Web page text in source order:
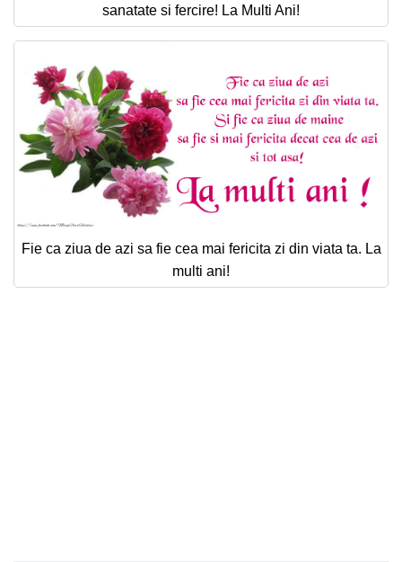
sanatate si fercire! La Multi Ani!
Fie ca ziua de azi sa fie cea mai fericita zi din viata ta. La
multi ani!